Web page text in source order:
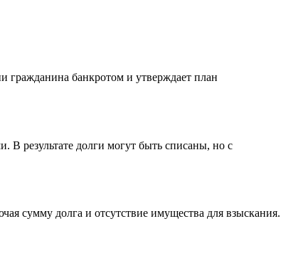
гражданина банкротом и утверждает план
В результате долги могут быть списаны, но с
сумму долга и отсутствие имущества для взыскания.